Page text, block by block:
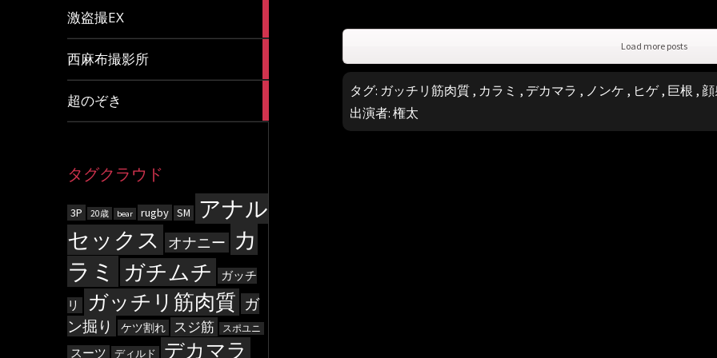
激盗撮EX
西麻布撮影所
超のぞき
タグクラウド
3P 20歳 bear rugby SM
アナル
セックス
オナニー
カ
ラミ
ガチムチ ガッチ
リ ガッチリ筋肉質 ガ
ン掘り
ケツ割れ スジ筋 スポユニ
スーツ ディルド デカマラ
Load more posts
タグ: ガッチリ筋肉質 , カラミ , デカマラ , ノンケ , ヒゲ , 巨根 ,
出演者: 権太